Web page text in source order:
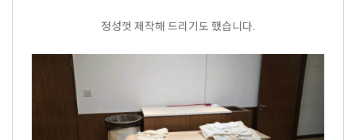
정성껏 제작해 드리기도 했습니다.